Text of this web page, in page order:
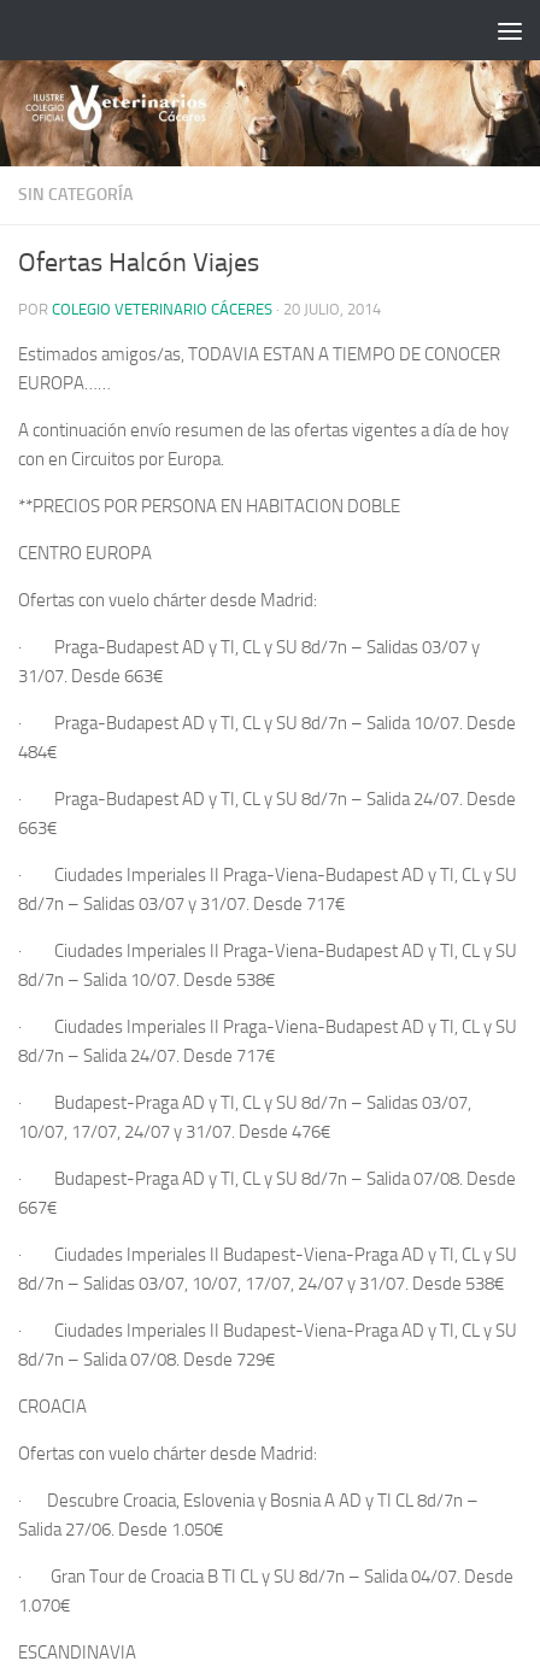
SIN CATEGORÍA
Ofertas Halcón Viajes
POR COLEGIO VETERINARIO CÁCERES · 20 JULIO, 2014
Estimadosamigos/as TODAVIA ESTAN A TIEMPO DE CONOCER
EUROPA……
A continuación envío resumen de las ofertas vigentes a día de hoy
con en Circuitos por Europa
**PRECIOS POR PERSONA EN HABITACION DOBLE
CENTRO EUROPA
Ofertas con vuelo chárterdesde Madrid:
· Praga-BudapestAD y TI, CL y SU 8d/7n – Salidas 03/07 y
31/07. Desde 663€
· Praga-BudapestAD y TI, CL y SU 8d/7n – Salida 10/07 Desde
484€
· Praga-BudapestAD y TI, CL y SU 8d/7n – Salida 24/07. Desde
663€
· Ciudades Imperiales II Praga-Viena-BudapestAD y TI, CL y SU
8d/7n – Salidas 03/07 y 31/07 Desde 717€
· Ciudades Imperiales II Praga-Viena-BudapestAD y TI, CL y SU
8d/7n – Salida 10/07 Desde 538€
· Ciudades Imperiales II Praga-Viena-BudapestAD y TI, CL y SU
8d/7n – Salida 24/07. Desde 717€
· Budapest-PragaAD y TI, CL y SU 8d/7n – Salidas 03/07,
10/07, 17/07, 24/07 y 31/07. Desde 476€
· Budapest-PragaAD y TI, CL y SU 8d/7n – Salida 07/08. Desde
667€
· Ciudades Imperiales II Budapest-Viena-PragaAD y TI, CL y SU
8d/7n – Salidas 03/07, 10/07, 17/07, 24/07 y 31/07 Desde 538€
· Ciudades Imperiales II Budapest-Viena-PragaAD y TI, CL y SU
8d/7n – Salida 07/08. Desde 729€
CROACIA
Ofertas con vuelo chárterdesde Madrid:
· Descubre Croacia, Eslovenia y BosniaA AD y TI CL 8d/7n –
Salida 27/06 Desde 1.050€
· Gran Tour de Croacia B TI CL y SU 8d/7n – Salida 04/07 Desde
1.070€
ESCANDINAVIA